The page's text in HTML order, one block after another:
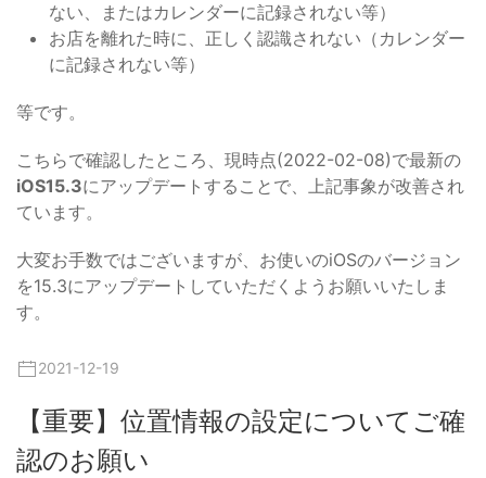
ない、またはカレンダーに記録されない等）
お店を離れた時に、正しく認識されない（カレンダー
に記録されない等）
等です。
こちらで確認したところ、現時点(2022-02-08)で最新の
iOS15.3にアップデートすることで、上記事象が改善され
ています。
大変お手数ではございますが、お使いのiOSのバージョン
を15.3にアップデートしていただくようお願いいたしま
す。
2021-12-19
【重要】位置情報の設定についてご確
認のお願い